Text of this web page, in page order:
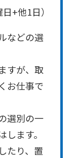
+他1日）
などの選
すが、取
お仕事で
選別の一
ます。
たり、置